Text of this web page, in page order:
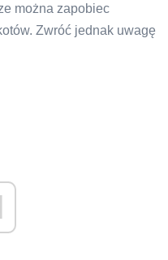
można zapobiec
Zwróć jednak uwagę